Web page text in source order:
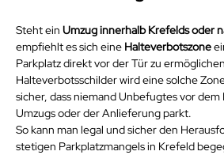
Steht ein Umzug innerhalb Krefelds oder
empfiehlt es sich eine Halteverbotszone
Parkplatz direkt vor der Tür zu
Halteverbotsschilder wird eine solche
sicher, dass niemand Unbefugtes vor dem
Umzugs oder der Anlieferung parkt.
So kann man legal und sicher den
stetigen Parkplatzmangels in Krefeld